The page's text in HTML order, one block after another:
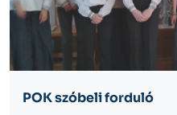
POK szóbeli forduló